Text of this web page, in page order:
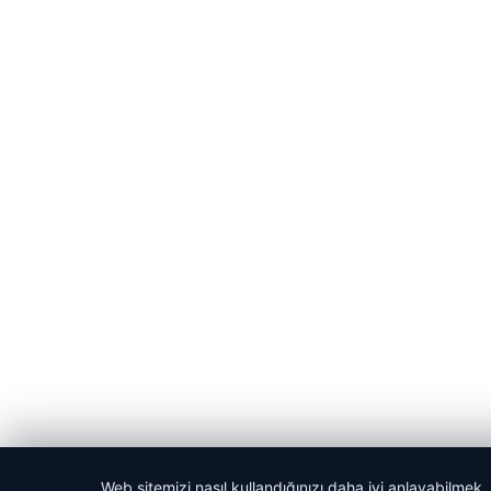
Web sitemizi nasıl kullandığınızı daha iyi